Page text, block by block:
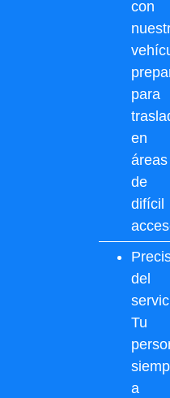
con
para
en
áreas
de
difícil
del
Tu
a